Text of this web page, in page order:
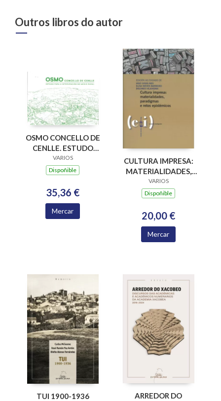
Outros libros do autor
OSMO CONCELLO DE
CENLLE. ESTUDO
PARA A
INTERVENCION NO
VARIOS
Dispoñible
35,36 €
Mercar
CULTURA IMPRESA:
MATERIALIDADES,
PARADIGMAS E
RETOS EPISTÉMICOS
VARIOS
Dispoñible
20,00 €
Mercar
TUI 1900-1936
ARREDOR DO